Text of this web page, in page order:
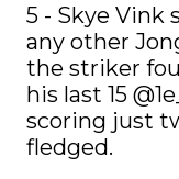
5 - Skye Vink
any other
the striker
his last 15
scoring just
fledged.